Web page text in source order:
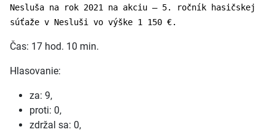
Nesluša na rok 2021 na akciu – 5. ročník hasičskej
súťaže v Nesluši vo výške 1 150 €.
Čas: 17 hod. 10 min.
Hlasovanie:
za: 9,
proti: 0,
zdržal sa: 0,